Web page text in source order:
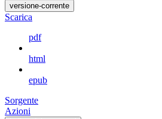
versione-corrente
Scarica
pdf
html
epub
Sorgente
Azioni